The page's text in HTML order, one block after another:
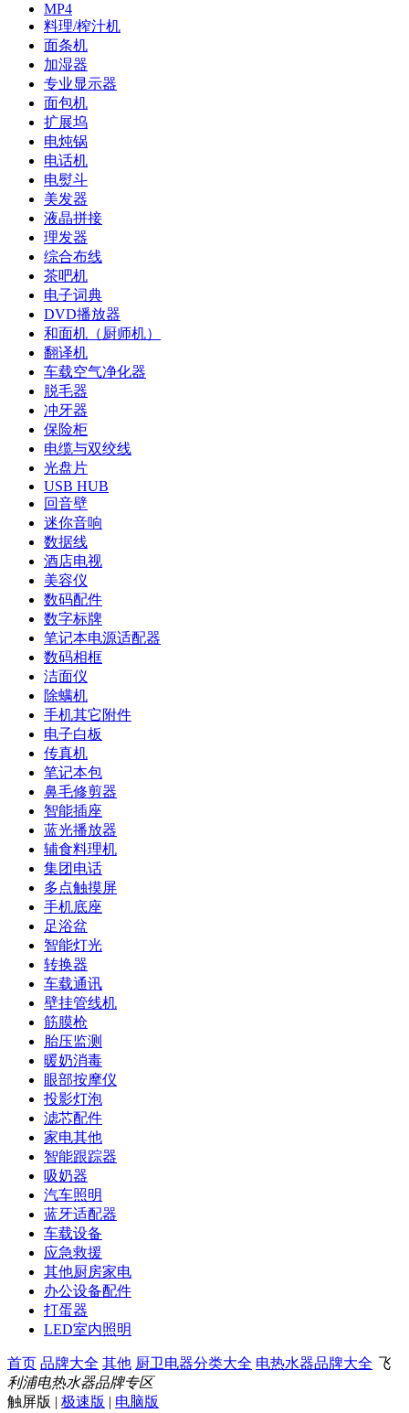
MP4
料理/榨汁机
面条机
加湿器
专业显示器
面包机
扩展坞
电炖锅
电话机
电熨斗
美发器
液晶拼接
理发器
综合布线
茶吧机
电子词典
DVD播放器
和面机（厨师机）
翻译机
车载空气净化器
脱毛器
冲牙器
保险柜
电缆与双绞线
光盘片
USB HUB
回音壁
迷你音响
数据线
酒店电视
美容仪
数码配件
数字标牌
笔记本电源适配器
数码相框
洁面仪
除螨机
手机其它附件
电子白板
传真机
笔记本包
鼻毛修剪器
智能插座
蓝光播放器
辅食料理机
集团电话
多点触摸屏
手机底座
足浴盆
智能灯光
转换器
车载通讯
壁挂管线机
筋膜枪
胎压监测
暖奶消毒
眼部按摩仪
投影灯泡
滤芯配件
家电其他
智能跟踪器
吸奶器
汽车照明
蓝牙适配器
车载设备
应急救援
其他厨房家电
办公设备配件
打蛋器
LED室内照明
首页 品牌大全 其他 厨卫电器分类大全 电热水器品牌大全 飞
利浦电热水器品牌专区
触屏版 | 极速版 | 电脑版